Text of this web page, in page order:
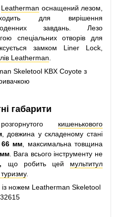
Leatherman оснащений лезом,
для вирішення
щоденних завдань. Лезо
спеціальних отворів для
замком Liner Lock,
Leatherman
габарити
кишенькового
, довжина у складеному стані
66 мм , максимальна товщина
. Вага всього інструменту не
що робить цей мультитул
.